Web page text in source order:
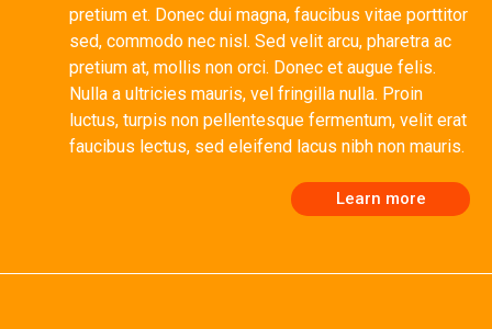
pretium et. Donec dui magna, faucibus vitae porttitor
sed, commodo nec nisl. Sed velit arcu, pharetra ac
pretium at, mollis non orci. Donec et augue felis.
Nulla a ultricies mauris, vel fringilla nulla. Proin
luctus, turpis non pellentesque fermentum, velit erat
faucibus lectus, sed eleifend lacus nibh non mauris.
Learn more